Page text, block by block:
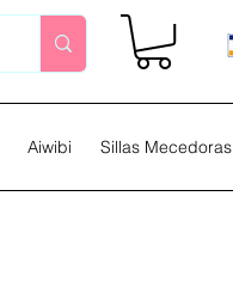
Aiwibi Sillas Mecedoras